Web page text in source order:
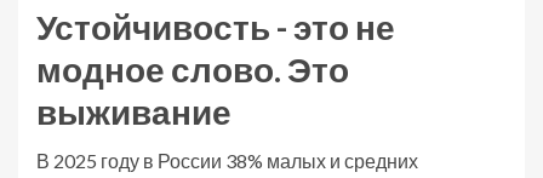
Устойчивость - это не
модное слово. Это
выживание
В 2025 году в России 38% малых и средних